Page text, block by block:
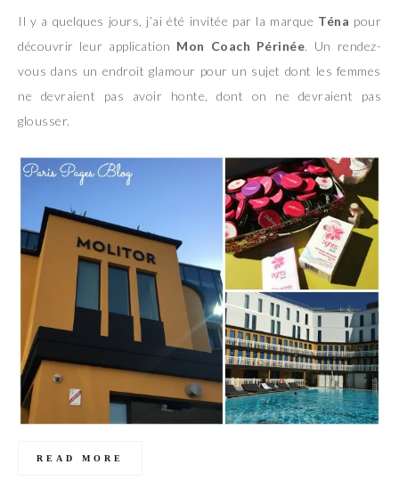
Il y a quelques jours, j’ai été invitée par la marque Téna pour
découvrir leur application Mon Coach Périnée. Un rendez-
vous dans un endroit glamour pour un sujet dont les femmes
ne devraient pas avoir honte, dont on ne devraient pas
glousser.
READ MORE